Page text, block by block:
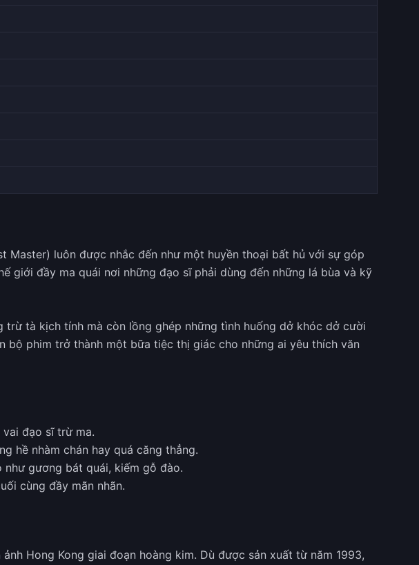
Master) luôn được nhắc đến như một huyền thoại bất hủ với sự góp
giới đầy ma quái nơi những đạo sĩ phải dùng đến những lá bùa và kỹ
trừ tà kịch tính mà còn lồng ghép những tình huống dở khóc dở cười
bộ phim trở thành một bữa tiệc thị giác cho những ai yêu thích văn
đạo sĩ trừ ma.
hề nhàm chán hay quá căng thẳng.
gương bát quái, kiếm gỗ đào.
cùng đầy mãn nhãn.
Hong Kong giai đoạn hoàng kim. Dù được sản xuất từ năm 1993,